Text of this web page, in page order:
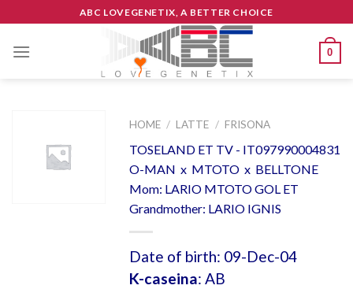
to
content
ABC LOVEGENETIX, A BETTER CHOICE
0
HOME / LATTE / FRISONA
TOSELAND ET TV - IT097990004831
O-MAN x MTOTO x BELLTONE
Mom: LARIO MTOTO GOL ET
Grandmother: LARIO IGNIS
Date of birth: 09-Dec-04
K-caseina: AB